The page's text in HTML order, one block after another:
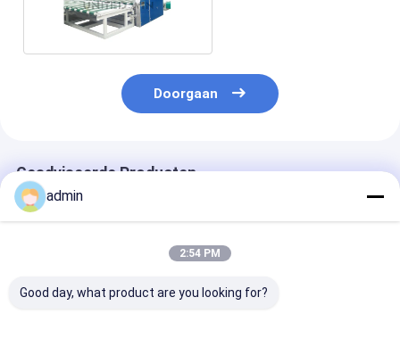
Doorgaan
Geadviseerde Producten
admin
2:54 PM
Good day, what product are you looking for?